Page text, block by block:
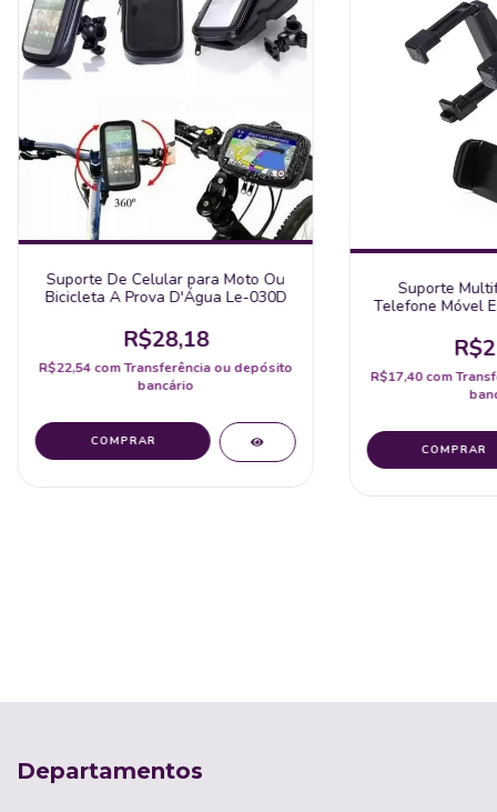
Suporte De Celular para Moto Ou
Bicicleta A Prova D'Água Le-030D
R$28,18
R$22,54comTransferência ou depósito
bancário
Suporte
Telefone Móvel
R$17,40com
Departamentos